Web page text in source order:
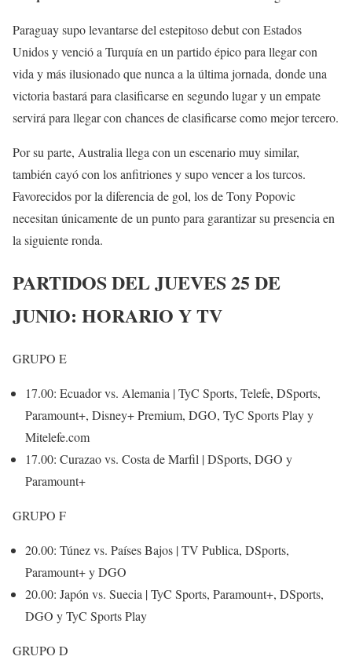
Paraguay supo levantarse del estepitoso debut con Estados
Unidos y venció a Turquía en un partido épico para llegar con
vida y más ilusionado que nunca a la última jornada, donde una
victoria bastará para clasificarse en segundo lugar y un empate
servirá para llegar con chances de clasificarse como mejor tercero.
Por su parte, Australia llega con un escenario muy similar,
también cayó con los anfitriones y supo vencer a los turcos.
Favorecidos por la diferencia de gol, los de Tony Popovic
necesitan únicamente de un punto para garantizar su presencia en
la siguiente ronda.
PARTIDOS DEL JUEVES 25 DE
JUNIO: HORARIO Y TV
GRUPO E
17.00: Ecuador vs. Alemania | TyC Sports, Telefe, DSports,
Paramount+, Disney+ Premium, DGO, TyC Sports Play y
Mitelefe.com
17.00: Curazao vs. Costa de Marfil | DSports, DGO y
Paramount+
GRUPO F
20.00: Túnez vs. Países Bajos | TV Publica, DSports,
Paramount+ y DGO
20.00: Japón vs. Suecia | TyC Sports, Paramount+, DSports,
DGO y TyC Sports Play
GRUPO D